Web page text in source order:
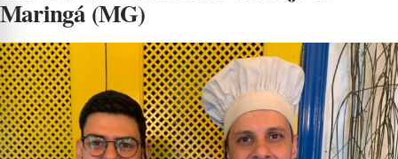
Maringá (MG)